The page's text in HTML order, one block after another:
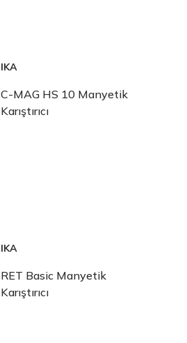
IKA
C-MAG HS 10 Manyetik
Karıştırıcı
IKA
RET Basic Manyetik
Karıştırıcı